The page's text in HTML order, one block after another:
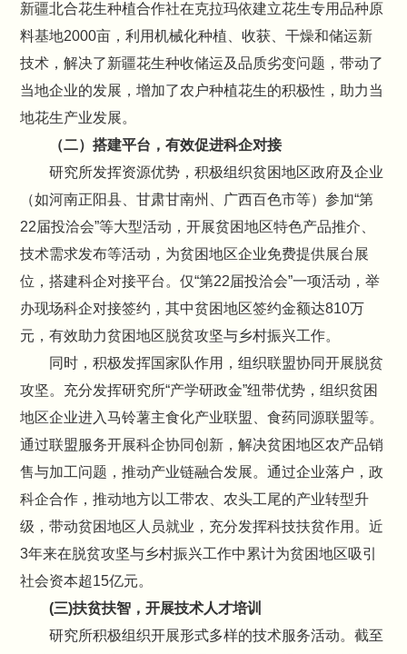
新疆北合花生种植合作社在克拉玛依建立花生专用品种原
料基地2000亩，利用机械化种植、收获、干燥和储运新
技术，解决了新疆花生种收储运及品质劣变问题，带动了
当地企业的发展，增加了农户种植花生的积极性，助力当
地花生产业发展。
（二）搭建平台，有效促进科企对接
研究所发挥资源优势，积极组织贫困地区政府及企业
（如河南正阳县、甘肃甘南州、广西百色市等）参加“第
22届投洽会”等大型活动，开展贫困地区特色产品推介、
技术需求发布等活动，为贫困地区企业免费提供展台展
位，搭建科企对接平台。仅“第22届投洽会”一项活动，举
办现场科企对接签约，其中贫困地区签约金额达810万
元，有效助力贫困地区脱贫攻坚与乡村振兴工作。
同时，积极发挥国家队作用，组织联盟协同开展脱贫
攻坚。充分发挥研究所“产学研政金”纽带优势，组织贫困
地区企业进入马铃薯主食化产业联盟、食药同源联盟等。
通过联盟服务开展科企协同创新，解决贫困地区农产品销
售与加工问题，推动产业链融合发展。通过企业落户，政
科企合作，推动地方以工带农、农头工尾的产业转型升
级，带动贫困地区人员就业，充分发挥科技扶贫作用。近
3年来在脱贫攻坚与乡村振兴工作中累计为贫困地区吸引
社会资本超15亿元。
(三)扶贫扶智，开展技术人才培训
研究所积极组织开展形式多样的技术服务活动。截至